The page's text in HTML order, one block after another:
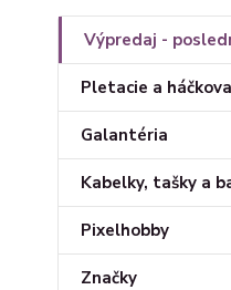
Výpredaj -
Pletacie a
Galantéria
Kabelky, tašky a
Pixelhobby
Značky